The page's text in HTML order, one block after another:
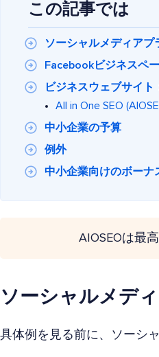
この記事では
ソーシャルメディアプ
Facebookビジネスペ
ビジネスウェブサイト
All in One SEO
中小企業の予算
例外
中小企業向けのボーナ
AIOSEOは最
ソーシャルメデ
具体例を見る前に、ソーシ